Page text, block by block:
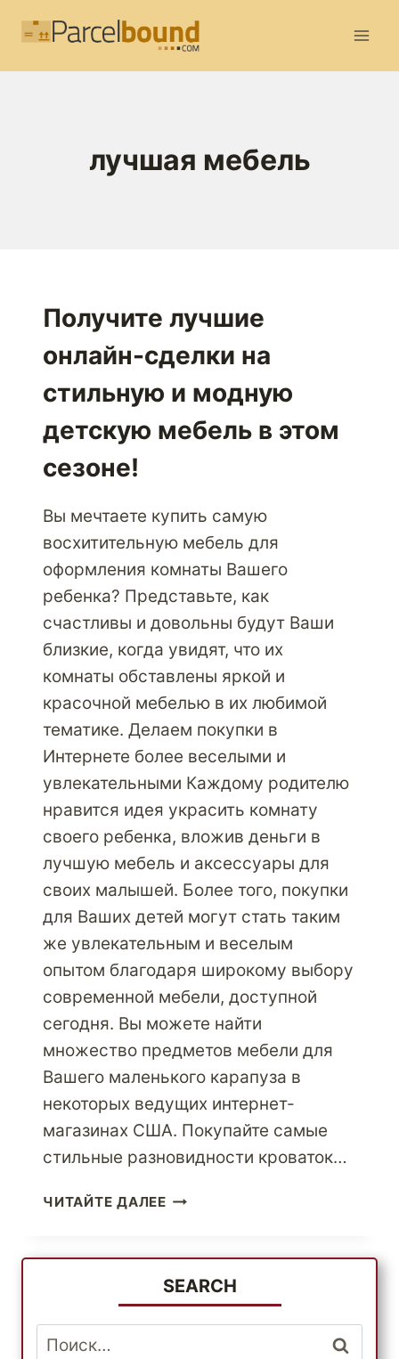
лучшая мебель
Получите лучшие
онлайн-сделки на
стильную и модную
детскую мебель в этом
сезоне!
Вы мечтаете купить самую
восхитительную мебель для
оформления комнаты Вашего
ребенка? Представьте, как
счастливы и довольны будут Ваши
близкие, когда увидят, что их
комнаты обставлены яркой и
красочной мебелью в их любимой
тематике. Делаем покупки в
Интернете более веселыми и
увлекательными Каждому родителю
нравится идея украсить комнату
своего ребенка, вложив деньги в
лучшую мебель и аксессуары для
своих малышей. Более того, покупки
для Ваших детей могут стать таким
же увлекательным и веселым
опытом благодаря широкому выбору
современной мебели, доступной
сегодня. Вы можете найти
множество предметов мебели для
Вашего маленького карапуза в
некоторых ведущих интернет-
магазинах США. Покупайте самые
стильные разновидности кроваток…
ЧИТАЙТЕ ДАЛЕЕПОЛУЧИТЕ
СДЕЛКИ
НА
СТИЛЬНУЮ
И
SEARCH
Найти: